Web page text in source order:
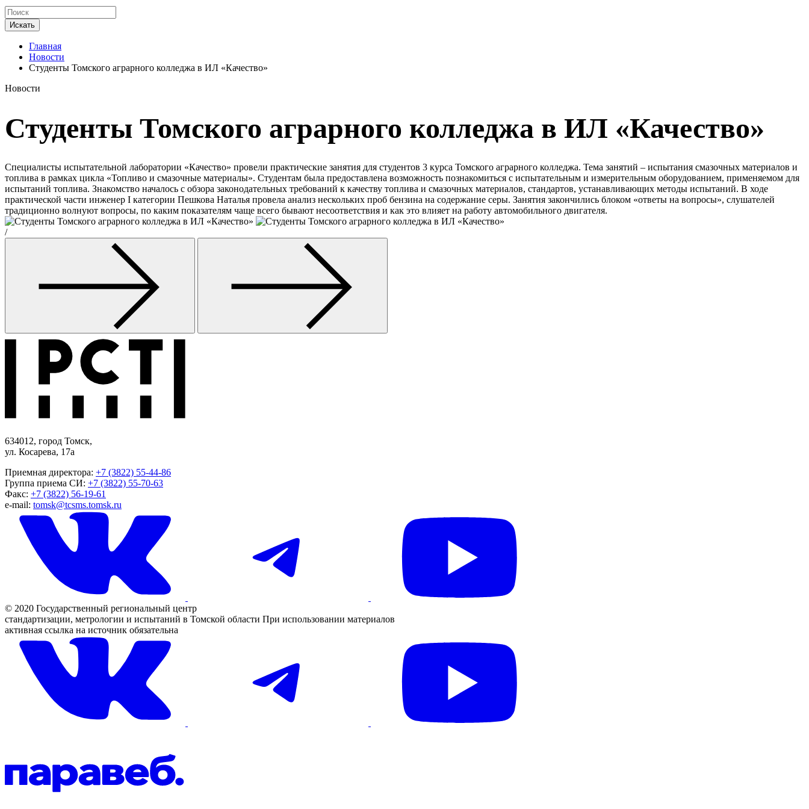
Искать
Главная
Новости
Студенты Томского аграрного колледжа в ИЛ «Качество»
Новости
Студенты Томского аграрного колледжа в ИЛ «Качество»
Специалисты испытательной лаборатории «Качество» провели практические занятия для студентов 3 курса Томского аграрного колледжа. Тема занятий – испытания смазочных материалов и
топлива в рамках цикла «Топливо и смазочные материалы». Студентам была предоставлена возможность познакомиться с испытательным и измерительным оборудованием, применяемом для
испытаний топлива. Знакомство началось с обзора законодательных требований к качеству топлива и смазочных материалов, стандартов, устанавливающих методы испытаний. В ходе
практической части инженер I категории Пешкова Наталья провела анализ нескольких проб бензина на содержание серы. Занятия закончились блоком «ответы на вопросы», слушателей
традиционно волнуют вопросы, по каким показателям чаще всего бывают несоответствия и как это влияет на работу автомобильного двигателя.
/
634012, город Томск,
ул. Косарева, 17а
Приемная директора: +7 (3822) 55-44-86
Группа приема СИ: +7 (3822) 55-70-63
Факс: +7 (3822) 56-19-61
e-mail: tomsk@tcsms.tomsk.ru
© 2020 Государственный региональный центр
стандартизации, метрологии и испытаний в Томской области При использовании материалов
активная ссылка на источник обязательна